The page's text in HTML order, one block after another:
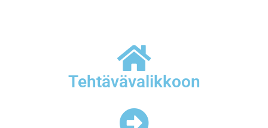
Tehtävävalikkoon